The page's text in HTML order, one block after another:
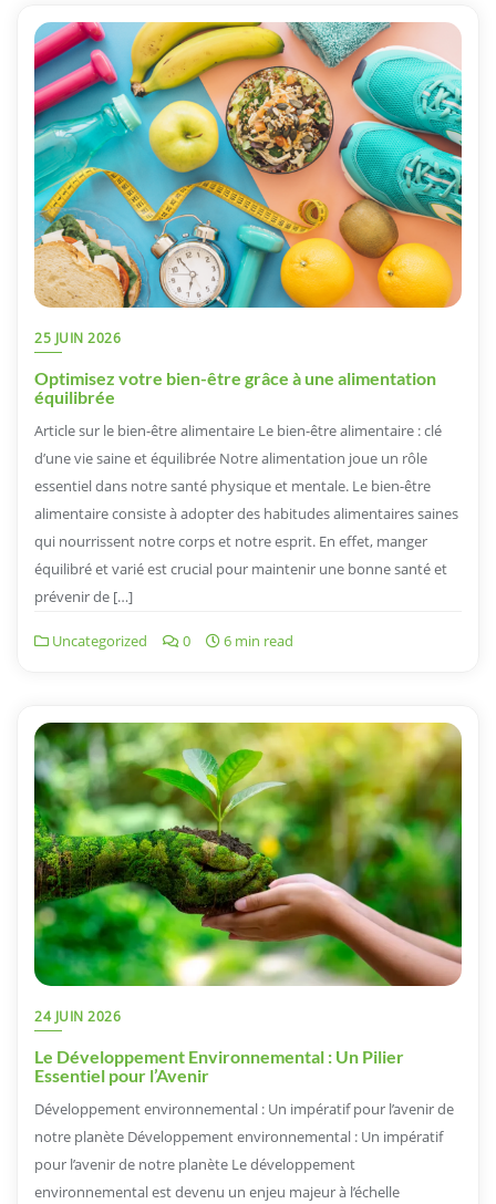
25 JUIN 2026
Optimisez votre bien-être grâce à une alimentation
équilibrée
Article sur le bien-être alimentaire Le bien-être alimentaire : clé
d’une vie saine et équilibrée Notre alimentation joue un rôle
essentiel dans notre santé physique et mentale. Le bien-être
alimentaire consiste à adopter des habitudes alimentaires saines
qui nourrissent notre corps et notre esprit. En effet, manger
équilibré et varié est crucial pour maintenir une bonne santé et
prévenir de […]
Uncategorized 0 6 min read
24 JUIN 2026
Le Développement Environnemental : Un Pilier
Essentiel pour l’Avenir
Développement environnemental : Un impératif pour l’avenir de
notre planète Développement environnemental : Un impératif
pour l’avenir de notre planète Le développement
environnemental est devenu un enjeu majeur à l’échelle